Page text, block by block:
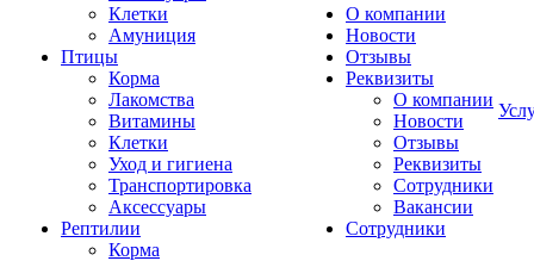
Клетки
Амуниция
Птицы
Корма
Лакомства
Витамины
Клетки
Уход и гигиена
Транспортировка
Аксессуары
Рептилии
Корма
О компании
Новости
Отзывы
Реквизиты
О компании
Новости
Отзывы
Реквизиты
Сотрудники
Вакансии
Сотрудники